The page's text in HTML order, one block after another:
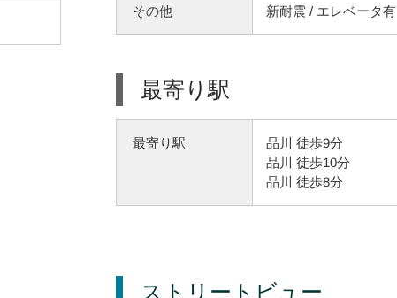
その他 新耐震 / エレベータ有
最寄り駅
最寄り駅 品川 徒歩9分
品川 徒歩10分
品川 徒歩8分
ストリートビュー